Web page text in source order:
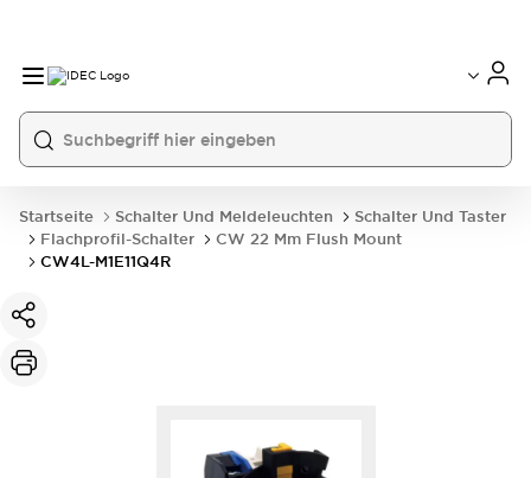
Startseite Schalter Und Meldeleuchten
Schalter Und Taster
Flachprofil-Schalter
CW 22 Mm Flush Mount
CW4L-M1E11Q4R